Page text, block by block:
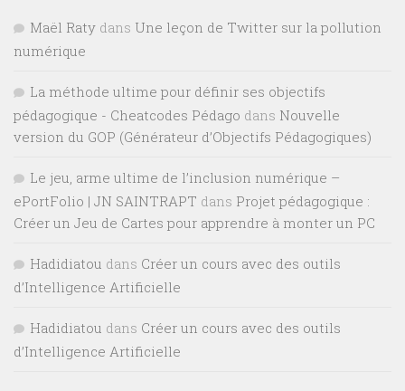
Maël Raty dans Une leçon de Twitter sur la pollution
numérique
La méthode ultime pour définir ses objectifs
pédagogique - Cheatcodes Pédago dans Nouvelle
version du GOP (Générateur d’Objectifs Pédagogiques)
Le jeu, arme ultime de l’inclusion numérique –
ePortFolio | JN SAINTRAPT dans Projet pédagogique :
Créer un Jeu de Cartes pour apprendre à monter un PC
Hadidiatou dans Créer un cours avec des outils
d’Intelligence Artificielle
Hadidiatou dans Créer un cours avec des outils
d’Intelligence Artificielle